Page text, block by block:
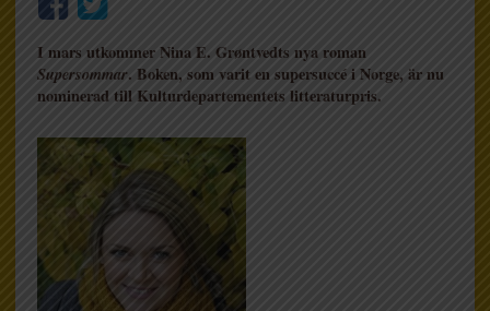
I mars utkommer Nina E. Grøntvedts nya roman
Supersommar. Boken, som varit en supersuccé i Norge, är nu
nominerad till Kulturdepartementets litteraturpris.